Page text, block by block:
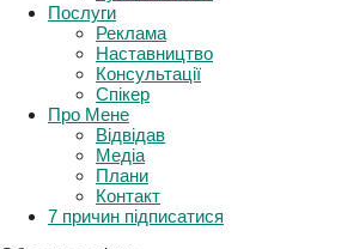
Зубатий Львів
Послуги
Реклама
Наставництво
Консультації
Спікер
Про Мене
Відвідав
Медіа
Плани
Контакт